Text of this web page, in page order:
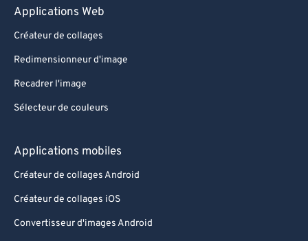
Applications Web
Créateur de collages
Redimensionneur d'image
Recadrer l'image
Sélecteur de couleurs
Applications mobiles
Créateur de collages Android
Créateur de collages iOS
Convertisseur d'images Android